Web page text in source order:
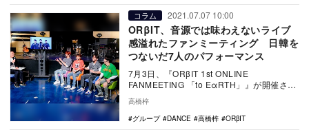
コラム 2021.07.07 10:00
ORβIT、音源では味わえないライブ
感溢れたファンミーティング 日韓を
つないだ7人のパフォーマンス
7月3日、『ORβIT 1st ONLINE
FANMEETING 「to EαRTH」』が開催され
た。オンラインではあったもの…
高橋梓
グループ
DANCE 高橋梓 ORβIT